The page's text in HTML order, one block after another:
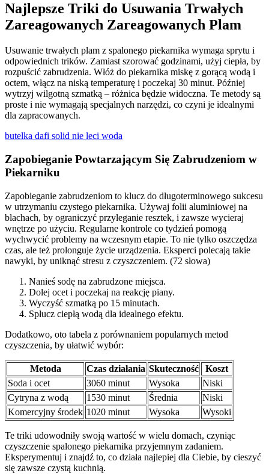
Najlepsze Triki do Usuwania Trwałych
Zareagowanych Zareagowanych Plam
Usuwanie trwałych plam z spalonego piekarnika wymaga sprytu i
odpowiednich trików. Zamiast szorować godzinami, użyj ciepła, by
rozpuścić zabrudzenia. Włóż do piekarnika miskę z gorącą wodą i
octem, włącz na niską temperaturę i poczekaj 30 minut. Później
wytrzyj wilgotną szmatką – różnica będzie widoczna. Te metody są
proste i nie wymagają specjalnych narzędzi, co czyni je idealnymi
dla zapracowanych.
butelka dafi solid nie leci woda
Zapobieganie Powtarzającym Się Zabrudzeniom w
Piekarniku
Zapobieganie zabrudzeniom to klucz do długoterminowego sukcesu
w utrzymaniu czystego piekarnika. Używaj folii aluminiowej na
blachach, by ograniczyć przyleganie resztek, i zawsze wycieraj
wnętrze po użyciu. Regularne kontrole co tydzień pomogą
wychwycić problemy na wczesnym etapie. To nie tylko oszczędza
czas, ale też prolonguje życie urządzenia. Eksperci polecają takie
nawyki, by uniknąć stresu z czyszczeniem. (72 słowa)
Nanieś sodę na zabrudzone miejsca.
Dolej ocet i poczekaj na reakcję piany.
Wyczyść szmatką po 15 minutach.
Spłucz ciepłą wodą dla idealnego efektu.
Dodatkowo, oto tabela z porównaniem popularnych metod
czyszczenia, by ułatwić wybór:
Metoda Czas działania Skuteczność
Koszt
Soda i ocet
3060 minut Wysoka
Niski
Cytryna z wodą
1530 minut Średnia
Niski
Komercyjny środek 1020 minut Wysoka Wysoki
Te triki udowodniły swoją wartość w wielu domach, czyniąc
czyszczenie spalonego piekarnika przyjemnym zadaniem.
Eksperymentuj i znajdź to, co działa najlepiej dla Ciebie, by cieszyć
się zawsze czystą kuchnią.